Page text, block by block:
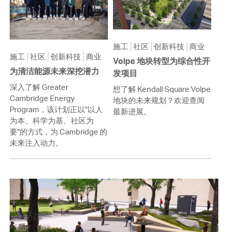
施工 社区 创新科技 商业
为清洁能源未来深挖潜力
深入了解 Greater
Cambridge Energy
Program，该计划正以"以人
为本、科学为基、社区为
要"的方式，为 Cambridge 的
未来注入动力。
施工 社区 创新科技 商业
Volpe 地块转型为综合性开
发项目
想了解 Kendall Square Volpe
地块的未来规划？欢迎查阅
最新进展。